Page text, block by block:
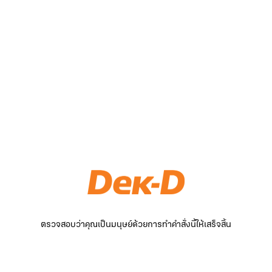
ตรวจสอบว่าคุณเป็นมนุษย์ด้วยการทำคำสั่งนี้ให้เสร็จสิ้น